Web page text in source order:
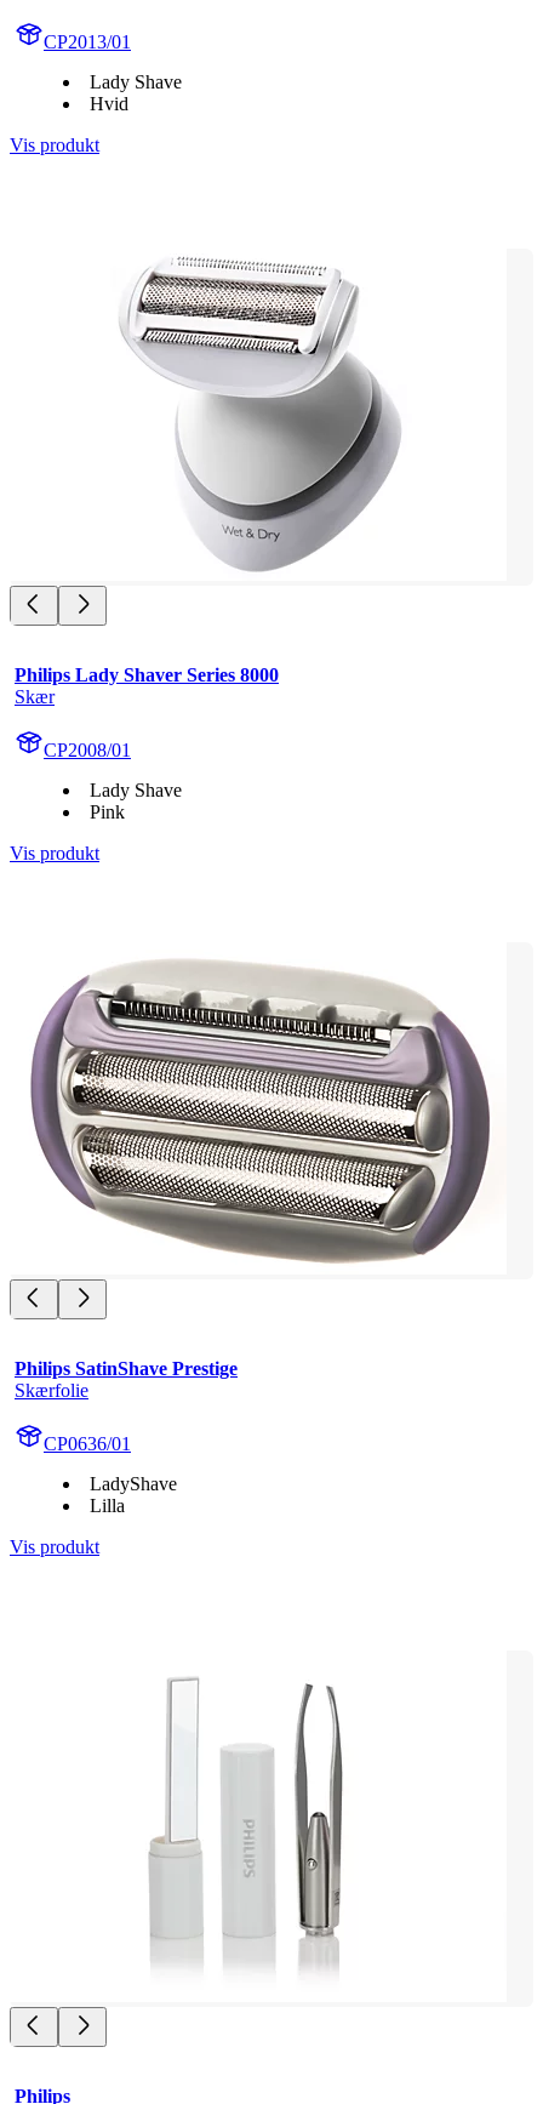
CP2013/01
Lady Shave
Hvid
Vis produkt
Philips Lady Shaver Series 8000
Skær
CP2008/01
Lady Shave
Pink
Vis produkt
Philips SatinShave Prestige
Skærfolie
CP0636/01
LadyShave
Lilla
Vis produkt
Philips